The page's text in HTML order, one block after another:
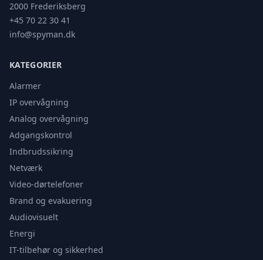
2000 Frederiksberg
+45 70 22 30 41
info@spyman.dk
KATEGORIER
Alarmer
IP overvågning
Analog overvågning
Adgangskontrol
Indbrudssikring
Netværk
Video-dørtelefoner
Brand og evakuering
Audiovisuelt
Energi
IT-tilbehør og sikkerhed